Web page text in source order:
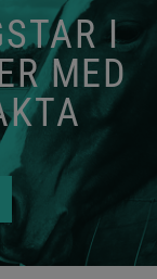
I
MED